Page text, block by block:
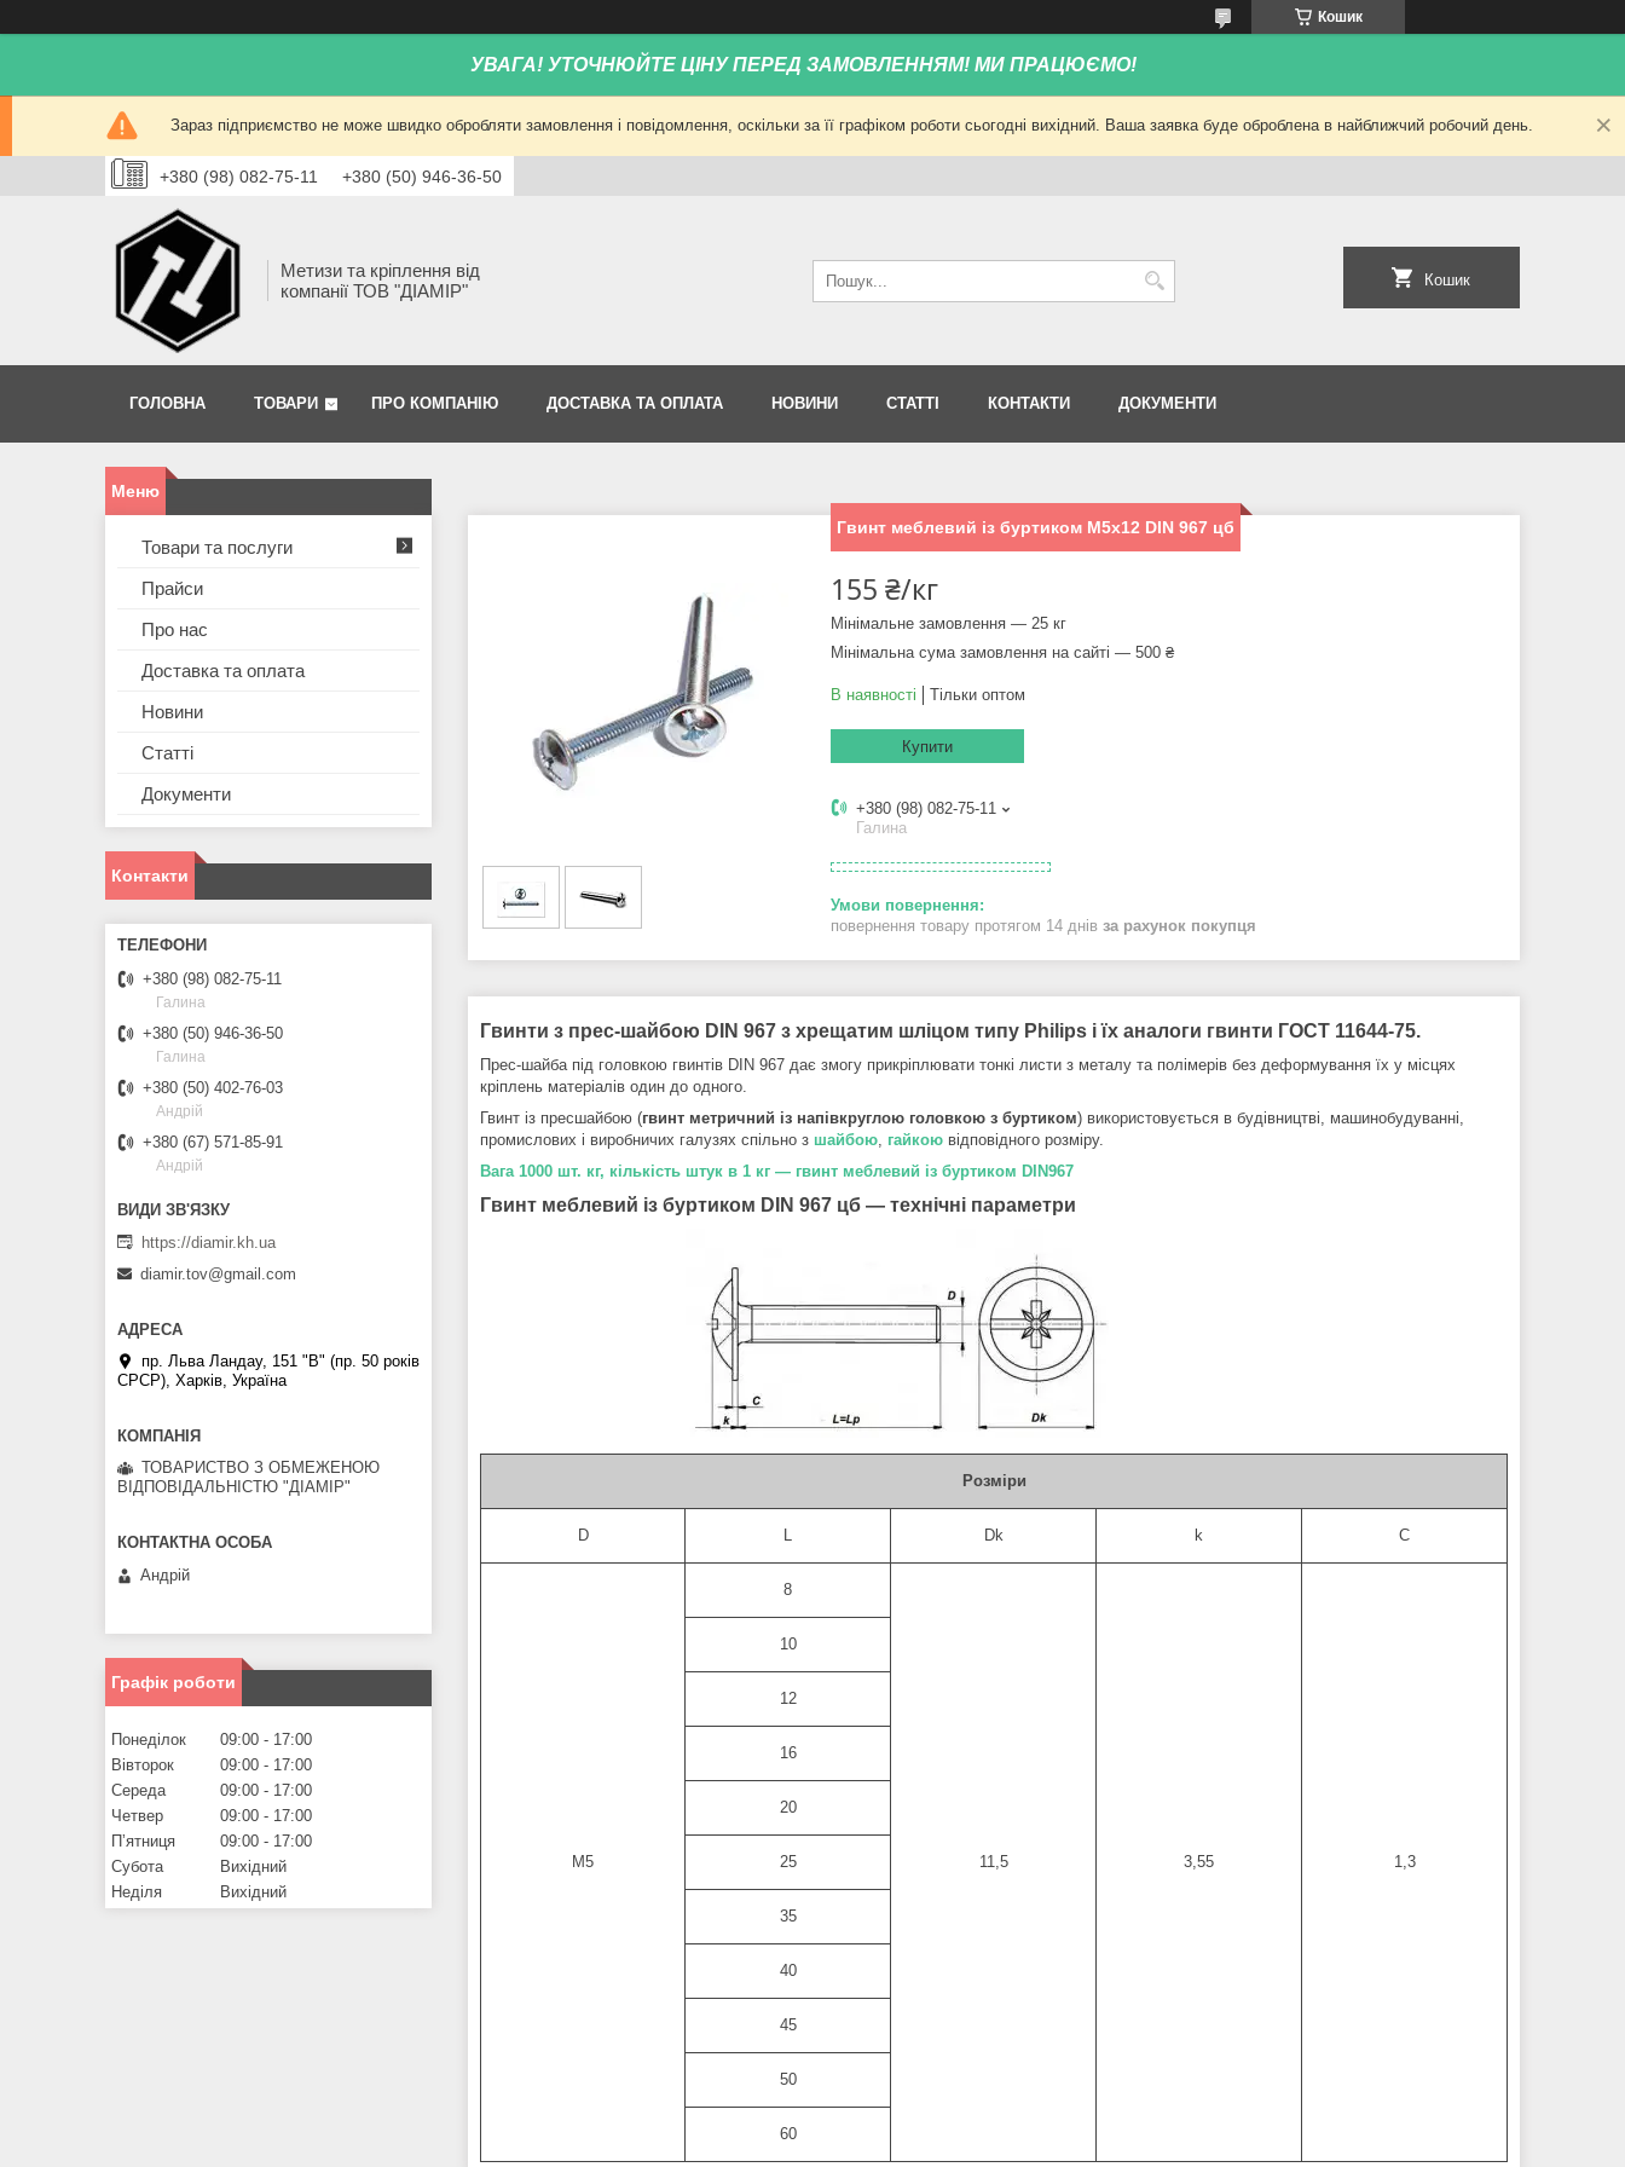
Кошик
УВАГА! УТОЧНЮЙТЕ ЦІНУ ПЕРЕД ЗАМОВЛЕННЯМ! МИ ПРАЦЮЄМО!
Зараз підприємство не може швидко обробляти замовлення і повідомлення, оскільки за її графіком роботи сьогодні вихідний. Ваша заявка буде оброблена в найближчий робочий день.
+380 (98) 082-75-11 +380 (50) 946-36-50
Метизи та кріплення від
компанії ТОВ "ДІАМІР"
Кошик
ГОЛОВНА ТОВАРИ ПРО КОМПАНІЮ ДОСТАВКА ТА ОПЛАТА НОВИНИ СТАТТІ КОНТАКТИ ДОКУМЕНТИ
Гвинт меблевий із буртиком М5х12 DIN 967 цб
155 ₴/кг
Мінімальне замовлення — 25 кг
Мінімальна сума замовлення на сайті — 500 ₴
В наявності Тільки оптом
Купити
+380 (98) 082-75-11
Галина
повернення товару протягом 14 днів за рахунок покупця
Гвинти з прес-шайбою DIN 967 з хрещатим шліцом типу Philips і їх аналоги гвинти ГОСТ 11644-75.
Прес-шайба під головкою гвинтів DIN 967 дає змогу прикріплювати тонкі листи з металу та полімерів без деформування їх у місцях
кріплень матеріалів один до одного.
Гвинт із пресшайбою (гвинт метричний із напівкруглою головкою з буртиком) використовується в будівництві, машинобудуванні,
промислових і виробничих галузях спільно з шайбою гайкою відповідного розміру.
Вага 1000 шт. кг, кількість штук в 1 кг — гвинт меблевий із буртиком DIN967
Гвинт меблевий із буртиком DIN 967 цб — технічні параметри
Розміри
D Dk k C
M5
8
11,5 3,55 1,3
10
12
16
20
25
35
40
45
50
60
Товари та послуги
Прайси
Про нас
Доставка та оплата
Новини
Статті
Документи
Контакти
+380 (98) 082-75-11
Галина
+380 (50) 946-36-50
Галина
+380 (50) 402-76-03
Андрій
+380 (67) 571-85-91
Андрій
https://diamir.kh.ua
diamir.tov@gmail.com
пр. Льва Ландау, 151 "В" (пр. 50 років
СРСР), Харків, Україна
ТОВАРИСТВО З ОБМЕЖЕНОЮ
ВІДПОВІДАЛЬНІСТЮ "ДІАМІР"
Андрій
Графік роботи
Понеділок 09:00
17:00
Вівторок
09:00
17:00
Середа
09:00
17:00
Четвер
09:00
17:00
Пʼятниця
09:00
17:00
Субота
Вихідний
Неділя
Вихідний